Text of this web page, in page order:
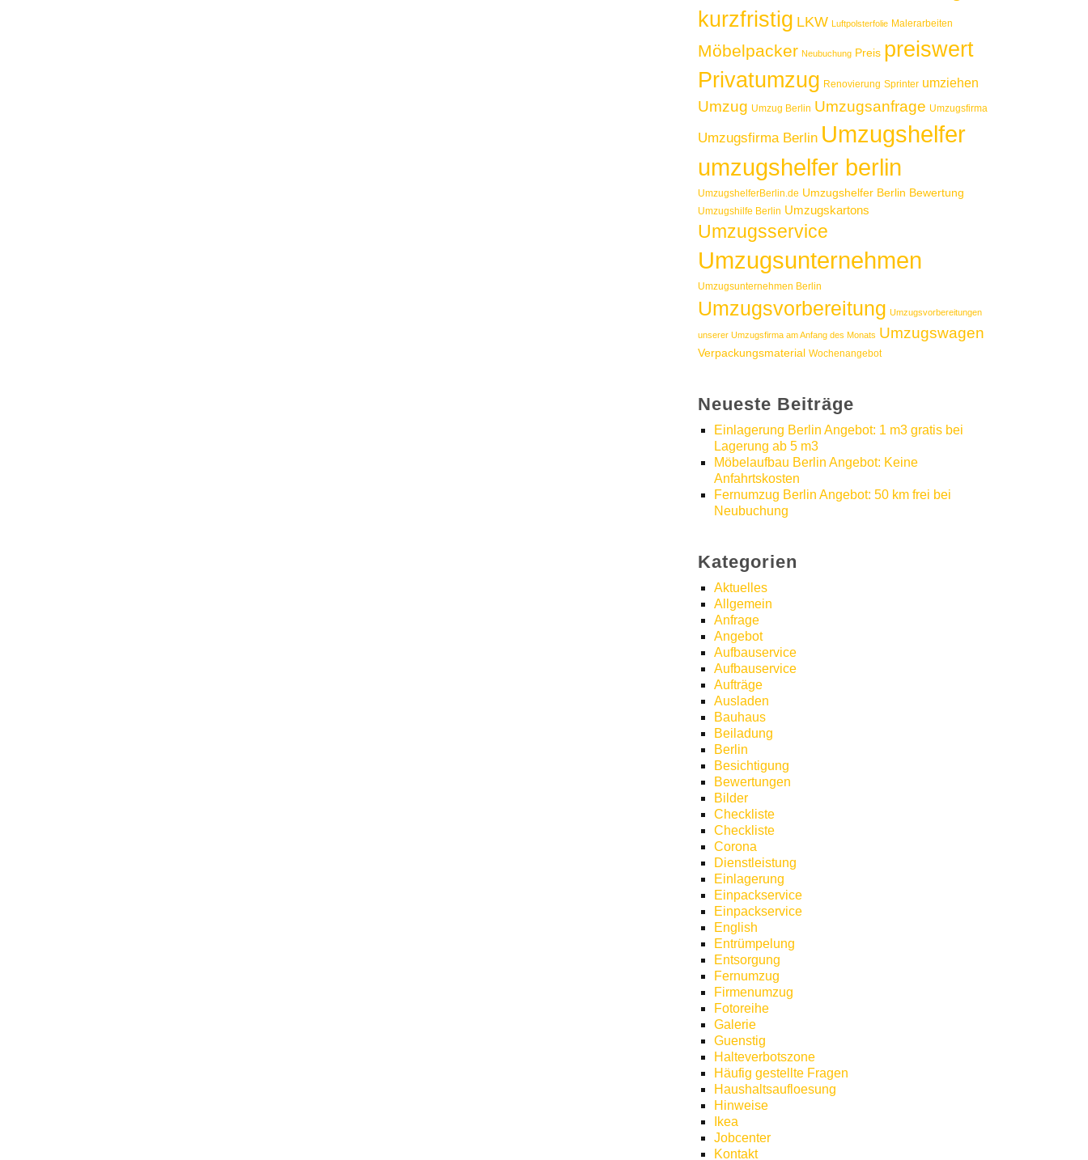
kurzfristig LKW Luftpolsterfolie Malerarbeiten
Möbelpacker Neubuchung Preis preiswert
Privatumzug Renovierung Sprinter umziehen
Umzug Umzug Berlin Umzugsanfrage Umzugsfirma
Umzugsfirma Berlin Umzugshelfer
umzugshelfer berlin
UmzugshelferBerlin.de Umzugshelfer Berlin Bewertung
Umzugshilfe Berlin Umzugskartons
Umzugsservice
Umzugsunternehmen
Umzugsunternehmen Berlin
Umzugsvorbereitung Umzugsvorbereitungen
unserer Umzugsfirma am Anfang des Monats Umzugswagen
Verpackungsmaterial Wochenangebot
Neueste Beiträge
Einlagerung Berlin Angebot: 1 m3 gratis bei
Lagerung ab 5 m3
Möbelaufbau Berlin Angebot: Keine
Anfahrtskosten
Fernumzug Berlin Angebot: 50 km frei bei
Neubuchung
Kategorien
Aktuelles
Allgemein
Anfrage
Angebot
Aufbauservice
Aufbauservice
Aufträge
Ausladen
Bauhaus
Beiladung
Berlin
Besichtigung
Bewertungen
Bilder
Checkliste
Checkliste
Corona
Dienstleistung
Einlagerung
Einpackservice
Einpackservice
English
Entrümpelung
Entsorgung
Fernumzug
Firmenumzug
Fotoreihe
Galerie
Guenstig
Halteverbotszone
Häufig gestellte Fragen
Haushaltsaufloesung
Hinweise
Ikea
Jobcenter
Kontakt